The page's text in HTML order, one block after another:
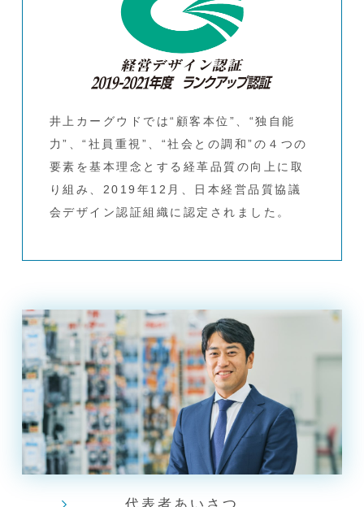
井上カーグウドでは“顧客本位”、“独自能
力”、“社員重視”、“社会との調和”の４つの
要素を基本理念とする経革品質の向上に取
り組み、2019年12月、日本経営品質協議
会デザイン認証組織に認定されました。